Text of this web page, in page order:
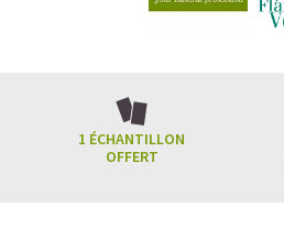
1 ÉCHANTILLON
OFFERT